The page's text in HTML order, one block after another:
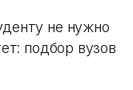
не нужно
подбор вузов